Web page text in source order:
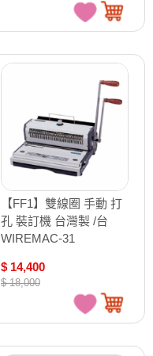
【FF1】雙線圈 手動 打
孔 裝訂機 台灣製 /台
WIREMAC-31
$ 14,400
$ 18,000